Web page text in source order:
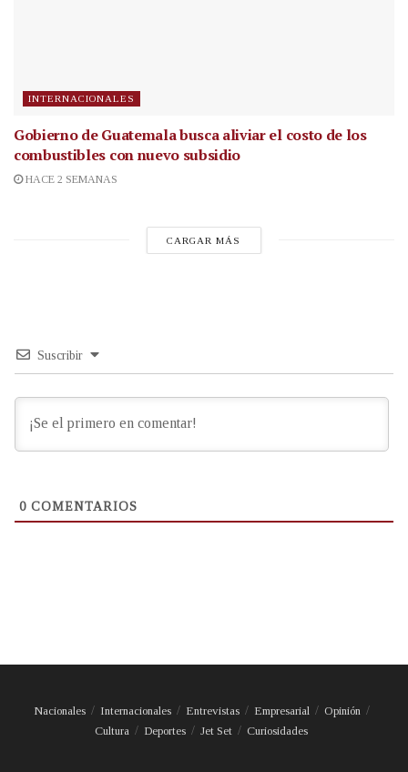
INTERNACIONALES
Gobierno de Guatemala busca aliviar el costo de los
combustibles con nuevo subsidio
HACE 2 SEMANAS
CARGAR MÁS
Suscribir
0 COMENTARIOS
Nacionales Internacionales Entrevistas Empresarial
Opinión
Cultura
Deportes Jet Set Curiosidades